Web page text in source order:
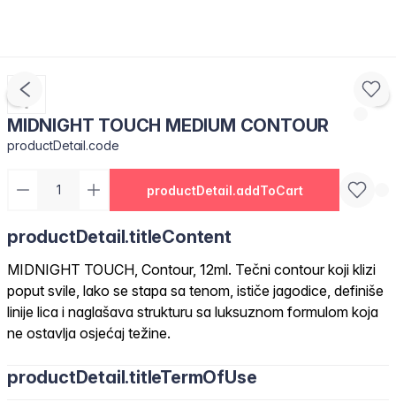
MIDNIGHT TOUCH MEDIUM CONTOUR
productDetail.code
productDetail.addToCart
productDetail.titleContent
MIDNIGHT TOUCH, Contour, 12ml. Tečni contour koji klizi
poput svile, lako se stapa sa tenom, ističe jagodice, definiše
linije lica i naglašava strukturu sa luksuznom formulom koja
ne ostavlja osjećaj težine.
productDetail.titleTermOfUse